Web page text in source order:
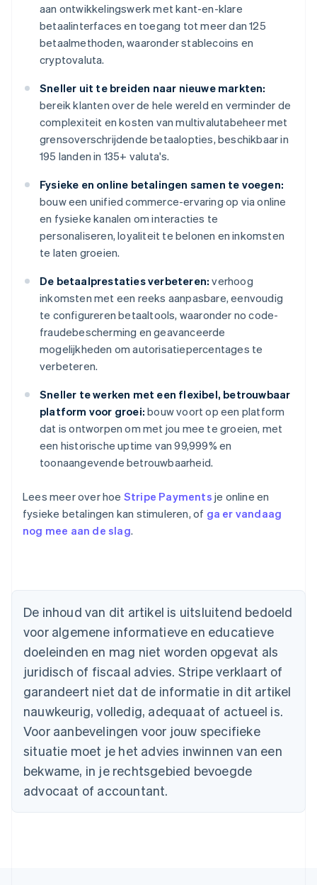
aan ontwikkelingswerk met kant-en-klare
betaalinterfaces en toegang tot meer dan 125
betaalmethoden, waaronder stablecoins en
cryptovaluta.
Sneller uit te breiden naar nieuwe markten:
bereik klanten over de hele wereld en verminder de
complexiteit en kosten van multivalutabeheer met
grensoverschrijdende betaalopties, beschikbaar in
195 landen in 135+ valuta's.
Fysieke en online betalingen samen te voegen:
bouw een unified commerce-ervaring op via online
en fysieke kanalen om interacties te
personaliseren, loyaliteit te belonen en inkomsten
te laten groeien.
De betaalprestaties verbeteren: verhoog
inkomsten met een reeks aanpasbare, eenvoudig
te configureren betaaltools, waaronder no code-
fraudebescherming en geavanceerde
mogelijkheden om autorisatiepercentages te
verbeteren.
Sneller te werken met een flexibel, betrouwbaar
platform voor groei: bouw voort op een platform
dat is ontworpen om met jou mee te groeien, met
een historische uptime van 99,999% en
toonaangevende betrouwbaarheid.
Lees meer over hoe Stripe Payments je online en
fysieke betalingen kan stimuleren, of ga er vandaag
nog mee aan de slag.
De inhoud van dit artikel is uitsluitend bedoeld
voor algemene informatieve en educatieve
doeleinden en mag niet worden opgevat als
juridisch of fiscaal advies. Stripe verklaart of
garandeert niet dat de informatie in dit artikel
nauwkeurig, volledig, adequaat of actueel is.
Voor aanbevelingen voor jouw specifieke
situatie moet je het advies inwinnen van een
bekwame, in je rechtsgebied bevoegde
advocaat of accountant.
English
Nederlands Français DeutschEnglish
Brazilië
Português
Bulgarije
English
Canada
Cyprus
English
Denemarken
English
Duitsland
DeutschEnglish
English